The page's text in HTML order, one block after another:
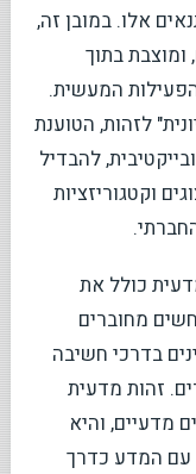
אלו. במובן זה,
ומוצבת בתוך
המעשית.
לזהות, הטוענת
להבדיל
וקטגוריזציות
כולל את
מחוברים
בדרכי חשיבה
זהות מדעית
מדעיים, והיא
עם המדע כדרך